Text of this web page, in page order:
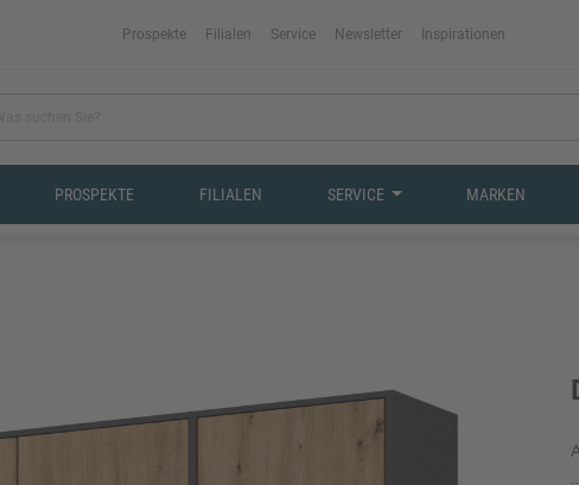
Prospekte Filialen Service Newsletter Inspirationen
PROSPEKTE FILIALEN SERVICE MARKEN